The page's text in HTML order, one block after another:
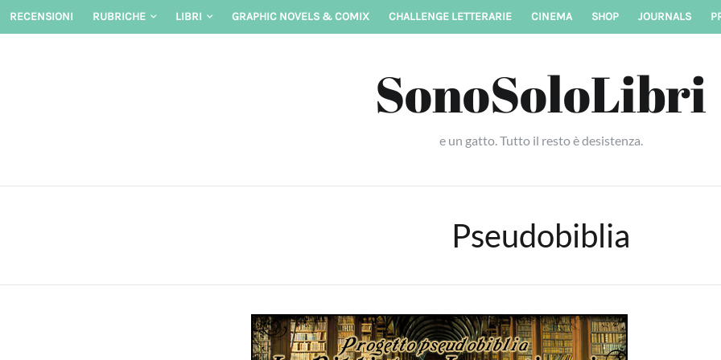
Skip
RECENSIONI RUBRICHE LIBRI GRAPHIC NOVELS & COMIX CHALLENGE LETTERARIE CINEMA SHOP JOURNALS
SonoSoloLibri
e un gatto. Tutto il resto è desistenza.
Pseudobiblia